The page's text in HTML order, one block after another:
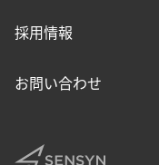
採用情報
お問い合わせ